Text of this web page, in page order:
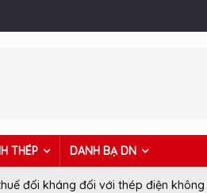
THÉP DANH BẠ DN
đối kháng đối với thép điện